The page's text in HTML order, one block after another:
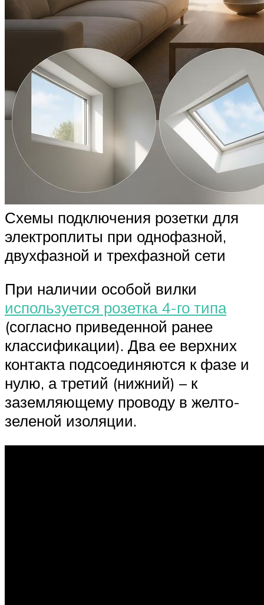
Схемы подключения розетки для
электроплиты при однофазной,
двухфазной и трехфазной сети
При наличии особой вилки
используется розетка 4-го типа
(согласно приведенной ранее
классификации). Два ее верхних
контакта подсоединяются к фазе и
нулю, а третий (нижний) – к
заземляющему проводу в желто-
зеленой изоляции.